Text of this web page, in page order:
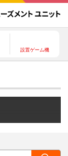
設置ゲーム機